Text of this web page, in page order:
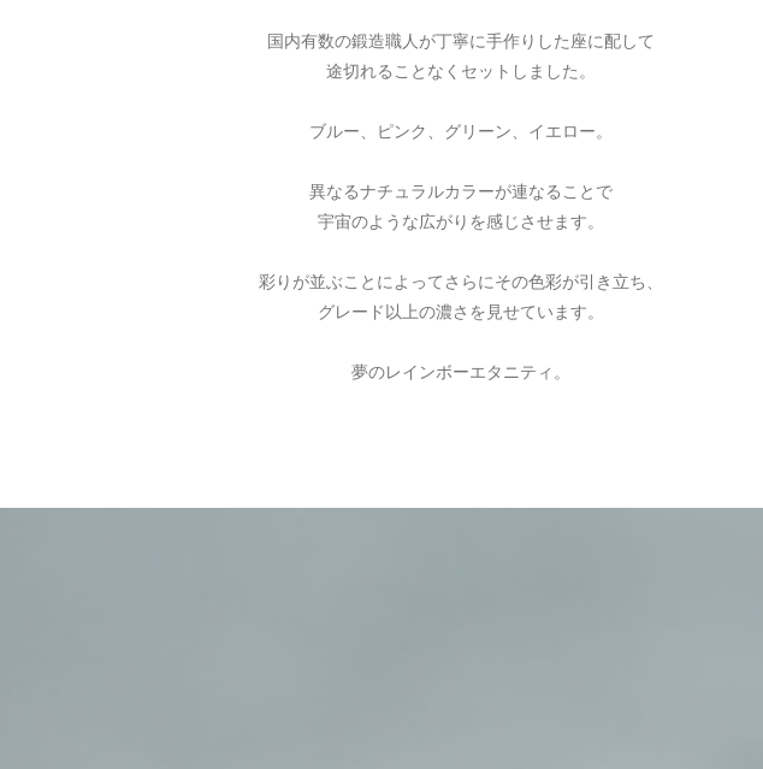
国内有数の鍛造職人が丁寧に手作りした座に配して
途切れることなくセットしました。
ブルー、ピンク、グリーン、イエロー。
異なるナチュラルカラーが連なることで
宇宙のような広がりを感じさせます。
彩りが並ぶことによってさらにその色彩が引き立ち、
グレード以上の濃さを見せています。
夢のレインボーエタニティ。
ご注文手続き カートを見る お買い物を続ける